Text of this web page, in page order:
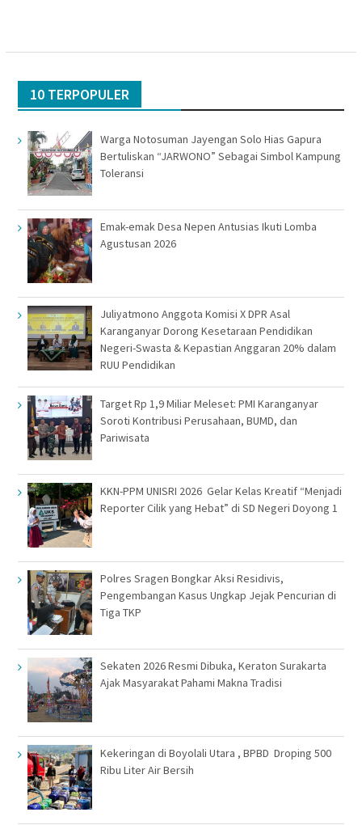
10 TERPOPULER
Warga Notosuman Jayengan Solo Hias Gapura
Bertuliskan “JARWONO” Sebagai Simbol Kampung
Toleransi
Emak-emak Desa Nepen Antusias Ikuti Lomba
Agustusan 2026
Juliyatmono Anggota Komisi X DPR Asal
Karanganyar Dorong Kesetaraan Pendidikan
Negeri-Swasta & Kepastian Anggaran 20% dalam
RUU Pendidikan
Target Rp 1,9 Miliar Meleset: PMI Karanganyar
Soroti Kontribusi Perusahaan, BUMD, dan
Pariwisata
KKN-PPM UNISRI 2026 Gelar Kelas Kreatif “Menjadi
Reporter Cilik yang Hebat” di SD Negeri Doyong 1
Polres Sragen Bongkar Aksi Residivis,
Pengembangan Kasus Ungkap Jejak Pencurian di
Tiga TKP
Sekaten 2026 Resmi Dibuka, Keraton Surakarta
Ajak Masyarakat Pahami Makna Tradisi
Kekeringan di Boyolali Utara , BPBD Droping 500
Ribu Liter Air Bersih